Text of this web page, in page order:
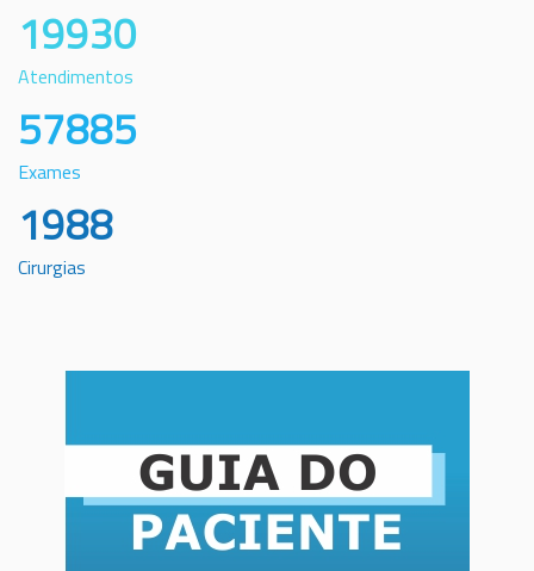
19930
Atendimentos
57885
Exames
1988
Cirurgias